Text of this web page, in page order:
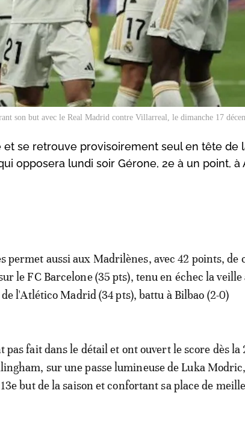
son but avec le Real Madrid contre Villarreal, le dimanche 17
se retrouve provisoirement seul en tête de
opposera lundi soir Gérone, 2e à un point, à
permet aussi aux Madrilènes, avec 42 points, de
le FC Barcelone (35 pts), tenu en échec la veille
de l'Atlético Madrid (34 pts), battu à Bilbao (2-0)
pas fait dans le détail et ont ouvert le score dès la
sur une passe lumineuse de Luka
but de la saison et confortant sa place de